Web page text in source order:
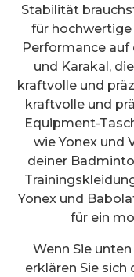
Stabilität
für hochwertige
Performance auf
und Karakal,
kraftvolle und
kraftvolle und
Equipment-
wie Yonex und
deiner
Yonex und
für ein
Wenn Sie
erklären Sie